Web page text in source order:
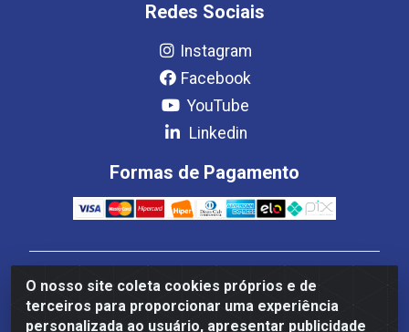
O nosso site coleta cookies próprios e de
terceiros para proporcionar uma experiência
personalizada ao usuário, apresentar publicidade
Redes Sociais
Instagram
Facebook
YouTube
Linkedin
Formas de Pagamento
Estrela Distribuição LTDA - CNPJ 08.691.096/0001-93 -
Setor Setor de Industria Qi 22 Lt 7, 9, 11, 13, 14 Ao 32,
S/NC - Setor Industrial Ceilândia, Brasília/DF - CEP